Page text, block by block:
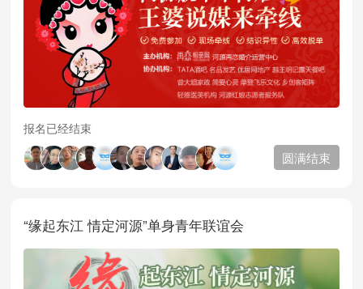
报名已经结束
圆满结束
“缘起东江 情定河源”单身青年联谊会